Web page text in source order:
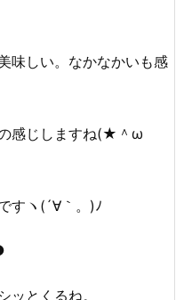
味しい。なかなかいも感
感じしますね(★＾ω
すヽ(´∀｀。)ﾉ
ッとくるね。